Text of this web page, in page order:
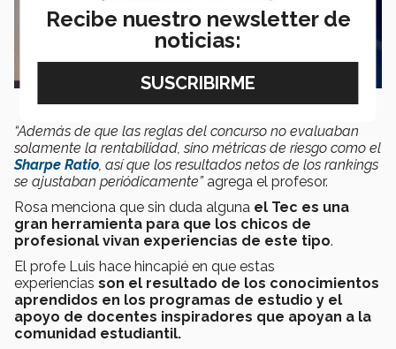
“Además de que las reglas del concurso no evaluaban
solamente la rentabilidad, sino métricas de riesgo como el
Sharpe Ratio , así que los resultados netos de los rankings
se ajustaban periódicamente” agrega el profesor.
Rosa menciona que sin duda alguna el Tec es una
gran herramienta para que los chicos de
profesional vivan experiencias de este tipo.
El profe Luis hace hincapié en que estas
experiencias son el resultado de los conocimientos
aprendidos en los programas de estudio y el
apoyo de docentes inspiradores que apoyan a la
comunidad estudiantil.
Recibe nuestro newsletter de
noticias: